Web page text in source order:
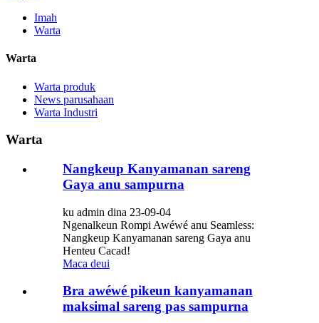
Imah
Warta
Warta
Warta produk
News parusahaan
Warta Industri
Warta
Nangkeup Kanyamanan sareng
Gaya anu sampurna
ku admin dina 23-09-04
Ngenalkeun Rompi Awéwé anu Seamless:
Nangkeup Kanyamanan sareng Gaya anu
Henteu Cacad!
Maca deui
Bra awéwé pikeun kanyamanan
maksimal sareng pas sampurna